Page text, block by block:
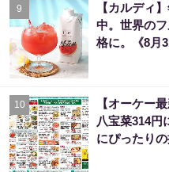
9
【カルディ
中。世界の
格に。《8月
10
【オーケー
八宝菜314円
にぴったり